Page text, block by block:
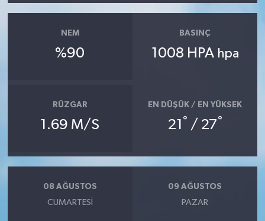
NEM
%90
BASINÇ
1008 HPA hpa
RÜZGAR
1.69 M/S
EN DÜŞÜK / EN YÜKSEK
21 ° / 27°
08 AĞUSTOS
CUMARTESI
09 AĞUSTOS
PAZAR